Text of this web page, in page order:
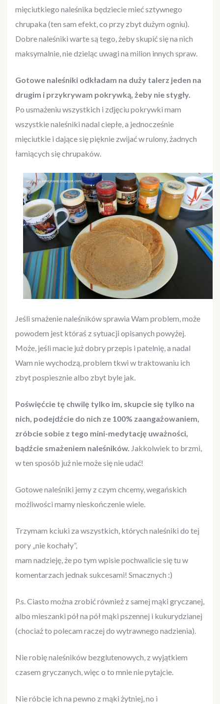
mięciutkiego naleśnika będziecie mieć sztywnego
chrupaka (ten sam efekt, co przy zbyt dużym ogniu).
Dobre naleśniki warte są tego, żeby skupić się na nich
maksymalnie, nie dzieląc uwagi na milion innych spraw.
Gotowe naleśniki odkładam na duży talerz jeden na
drugim i przykrywam pokrywką, żeby nie stygły.
Po usmażeniu wszystkich i zdjęciu pokrywki mam
wszystkie naleśniki nadal ciepłe, a jednocześnie
mięciutkie i dające się pięknie zwijać w rulony, żadnych
łamiących się chrupaków.
Jeśli smażenie naleśników sprawia Wam problem, może
powodem jest któraś z sytuacji opisanych powyżej.
Może, jeśli macie już dobry przepis i patelnię, a nadal
Wam nie wychodzą, problem tkwi w traktowaniu ich
zbyt pospiesznie albo zbyt byle jak.
Poświęćcie tę chwilę tylko im, skupcie się tylko na
nich, podejdźcie do nich ze 100% zaangażowaniem,
zróbcie sobie z tego mini-medytację uważności,
bądźcie smażeniem naleśników. Jakkolwiek to brzmi,
w ten sposób już nie może się nie udać!
Gotowe naleśniki jemy z czym chcemy, wegańskich
możliwości mamy nieskończenie wiele.
Trzymam kciuki za wszystkich, których naleśniki do tej
pory „nie kochały”,
mam nadzieję, że po tym wpisie pochwalicie się tu w
komentarzach jednak sukcesami! Smacznych :)
P.s. Ciasto można zrobić również z samej mąki gryczanej,
albo mieszanki pół na pół mąki pszennej i kukurydzianej
(chociaż to polecam raczej do wytrawnego nadzienia).
Nie robię naleśników bezglutenowych, z wyjątkiem
czasem gryczanych, więc o to mnie nie pytajcie.
Nie róbcie ich na pewno z mąki żytniej, no i